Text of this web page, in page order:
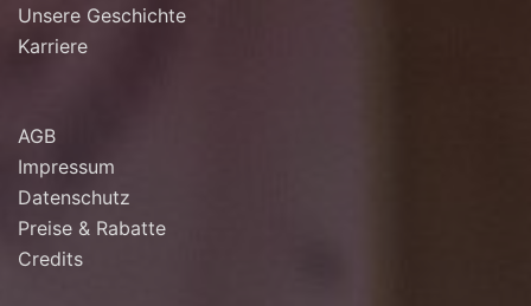
Unsere Geschichte
Karriere
AGB
Impressum
Datenschutz
Preise & Rabatte
Credits